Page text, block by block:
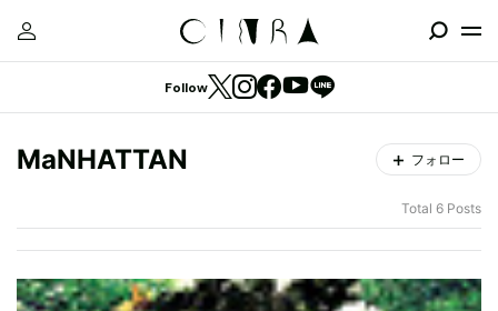
Follow
MaNHATTAN フォロー
Total 6 Posts